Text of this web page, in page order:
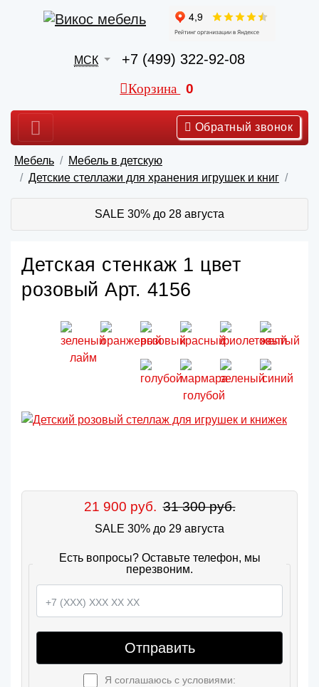
МСК +7 (499) 322-92-08
Корзина 0
Обратный звонок
Мебель
Мебель в детскую
Детские стеллажи для хранения игрушек и книг
SALE 30% до 28 августа
Детская стенкаж 1 цвет
розовый Арт. 4156
21 900 руб. 31 300 руб.
SALE 30% до 29 августа
Есть вопросы? Оставьте телефон, мы
перезвоним.
Отправить
Я соглашаюсь с условиями: